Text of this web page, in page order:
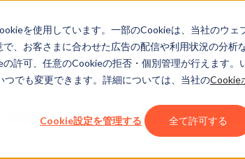
を使用しています。一部のCookieは、当社のウェ
、お客さまに合わせた広告の配信や利用状況の分析
許可、任意のCookieの拒否・個別管理が行えます。
でも変更できます。詳細については、当社のCookie
Cookie設定を管理する 全て許可する